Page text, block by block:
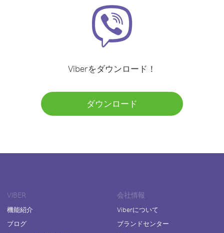
Viberをダウンロード！
ダウンロード
VIBER
機能紹介
ブログ
会社情報
Viberについて
ブランドセンター